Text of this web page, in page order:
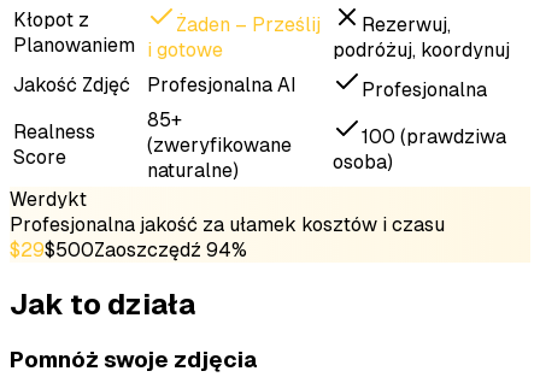
Kłopot z
Planowaniem
Żaden – Prześlij
i gotowe
Rezerwuj,
podróżuj, koordynuj
Jakość Zdjęć
Profesjonalna AI
Profesjonalna
Realness
Score
85+
(zweryfikowane
naturalne)
100 (prawdziwa
osoba)
Werdykt
Profesjonalna jakość za ułamek kosztów i czasu
$29$500Zaoszczędź 94%
Jak to działa
Pomnóż swoje zdjęcia